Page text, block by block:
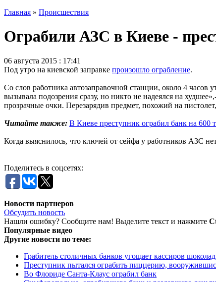
Главная » Происшествия
Ограбили АЗС в Киеве -
06 августа 2015 : 17:41
Под утро на киевской заправке произошло ограбление.
Со слов работника автозаправочной станции, около 4
вызывала подозрения сразу, но никто не надеялся на
прозрачные очки. Перезарядив предмет, похожий на
Читайте также: В Киеве преступник ограбил банк на 600
Когда выяснилось, что ключей от сейфа у работников АЗС
Поделитесь в соцсетях:
Новости партнеров
Обсудить новость
Нашли ошибку? Сообщите нам! Выделите текст и нажмите
Популярные видео
Другие новости по теме:
Грабитель столичных банков угощает кассиров
Преступник пытался ограбить пиццерию,
Во Флориде Санта-Клаус ограбил банк